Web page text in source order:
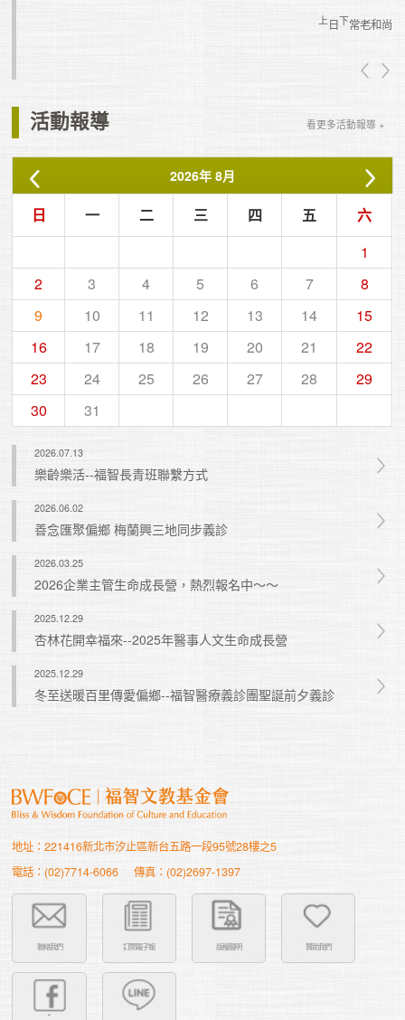
上 日下常老和尚
活動報導 看更多活動報導 +
2026年 8月
日 一 二 三 四 五
六
1
2
3 4 5 6 7
8
9
10 11 12 13 14
15
16
17 18 19 20 21
22
23
24 25 26 27 28
29
30
31
2026.07.13
樂齡樂活--福智長青班聯繫方式
2026.06.02
善念匯聚偏鄉 梅蘭興三地同步義診
2026.03.25
2026企業主管生命成長營，熱烈報名中～～
2025.12.29
杏林花開幸福來--2025年醫事人文生命成長營
2025.12.29
冬至送暖百里傳愛偏鄉--福智醫療義診團聖誕前夕義診
地址：221416新北市汐止區新台五路一段95號28樓之5
電話：(02)7714-6066
傳真：(02)2697-1397
聯絡我們 訂閱電子報 版權聲明 贊助我們